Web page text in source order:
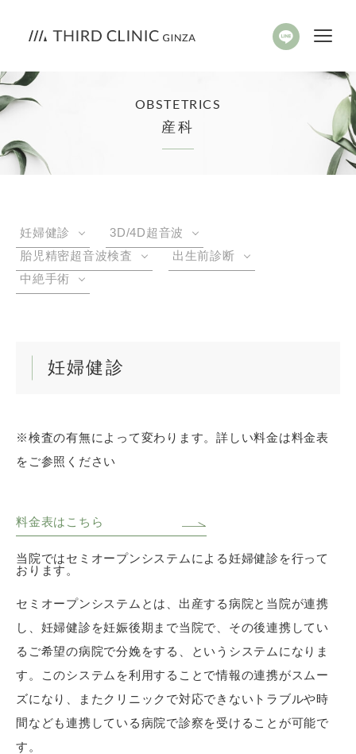
OBSTETRICS
産科
妊婦健診
3D/4D超音波
胎児精密超音波検査
出生前診断
中絶手術
妊婦健診
※検査の有無によって変わります。詳しい料金は料金表
をご参照ください
料金表はこちら
当院ではセミオープンシステムによる妊婦健診を行って
おります。
セミオープンシステムとは、出産する病院と当院が連携
し、妊婦健診を妊娠後期まで当院で、その後連携してい
るご希望の病院で分娩をする、というシステムになりま
す。このシステムを利用することで情報の連携がスムー
ズになり、またクリニックで対応できないトラブルや時
間なども連携している病院で診察を受けることが可能で
す。